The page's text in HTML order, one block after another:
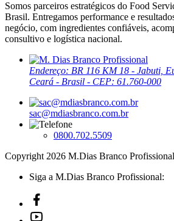
Somos parceiros estratégicos do Food
Brasil. Entregamos performance e
negócio, com ingredientes confiáveis,
consultivo e logística nacional.
Endereço: BR 116 KM 18 - Jabuti,
Ceará - Brasil - CEP: 61.760-000
sac@mdiasbranco.com.br
0800.702.5509
Copyright 2026 M.Dias Branco
Siga a M.Dias Branco Profissional: